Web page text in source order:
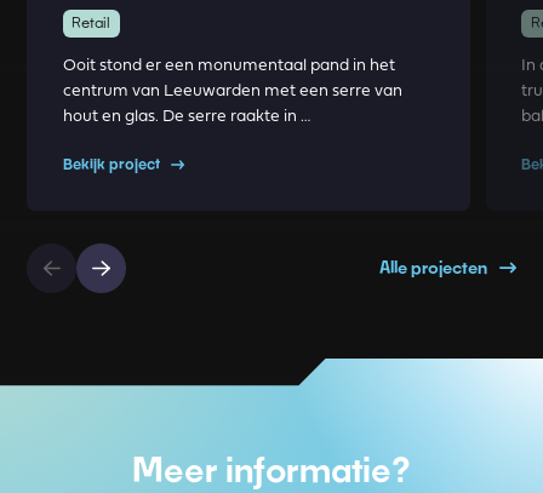
Retail
Ooit stond er een monumentaal pand in het
centrum van Leeuwarden met een serre van
hout en glas. De serre raakte in …
Bekijk project
Alle projecten
Meer informatie?